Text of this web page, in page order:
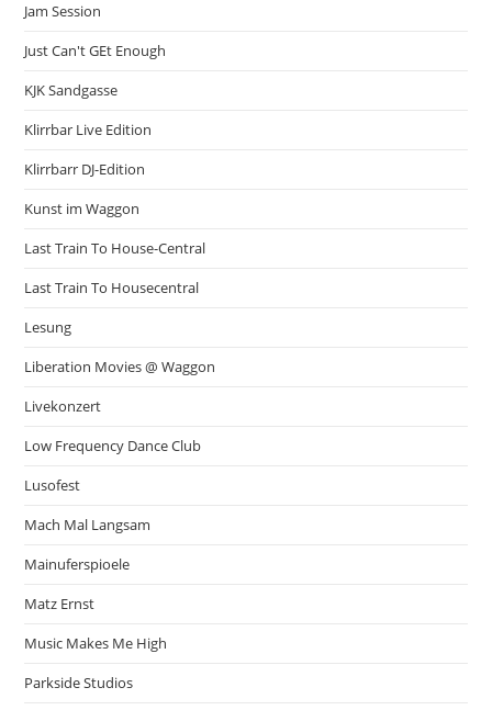
Jam Session
Just Can't GEt Enough
KJK Sandgasse
Klirrbar Live Edition
Klirrbarr DJ-Edition
Kunst im Waggon
Last Train To House-Central
Last Train To Housecentral
Lesung
Liberation Movies @ Waggon
Livekonzert
Low Frequency Dance Club
Lusofest
Mach Mal Langsam
Mainuferspioele
Matz Ernst
Music Makes Me High
Parkside Studios